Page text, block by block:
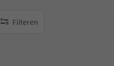
Filteren
geen actieve filters